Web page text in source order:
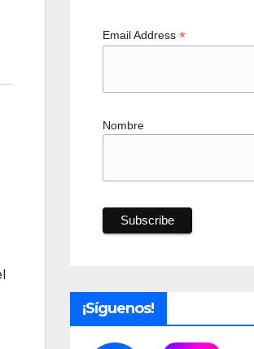
Email Address *
Nombre
¡Síguenos!